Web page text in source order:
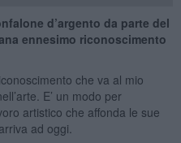
d’argento da parte del
ennesimo riconoscimento
che va al mio
E’ un modo per
artistico che affonda le sue
ad oggi.